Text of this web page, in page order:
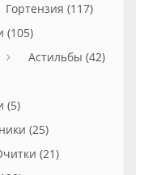
Гортензия (117)
(105)
Астильбы (42)
(5)
(25)
(21)